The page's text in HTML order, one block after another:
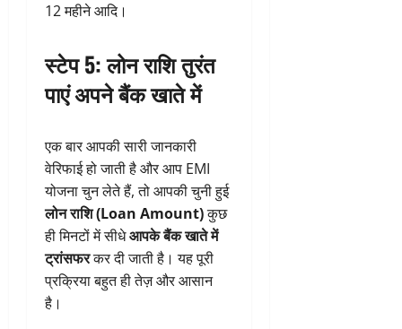
12 महीने आदि।
स्टेप 5: लोन राशि तुरंत
पाएं अपने बैंक खाते में
एक बार आपकी सारी जानकारी
वेरिफाई हो जाती है और आप EMI
योजना चुन लेते हैं, तो आपकी चुनी हुई
लोन राशि (Loan Amount)कुछ
ही मिनटों में सीधेआपके बैंक खाते में
ट्रांसफरकर दी जाती है। यह पूरी
प्रक्रिया बहुत ही तेज़ और आसान
है।